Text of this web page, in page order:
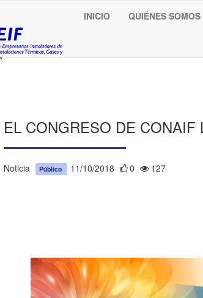
INICIO QUIÉNES SOMOS
EL CONGRESO DE
Noticia Público 11/10/2018 0 127